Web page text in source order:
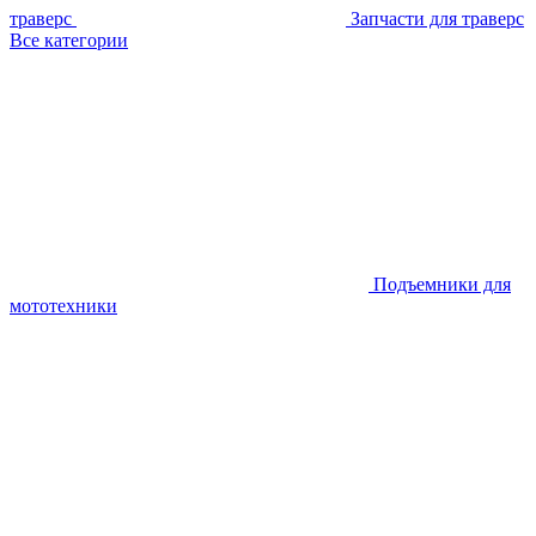
траверс
Запчасти для траверс
Все категории
Подъемники для
мототехники